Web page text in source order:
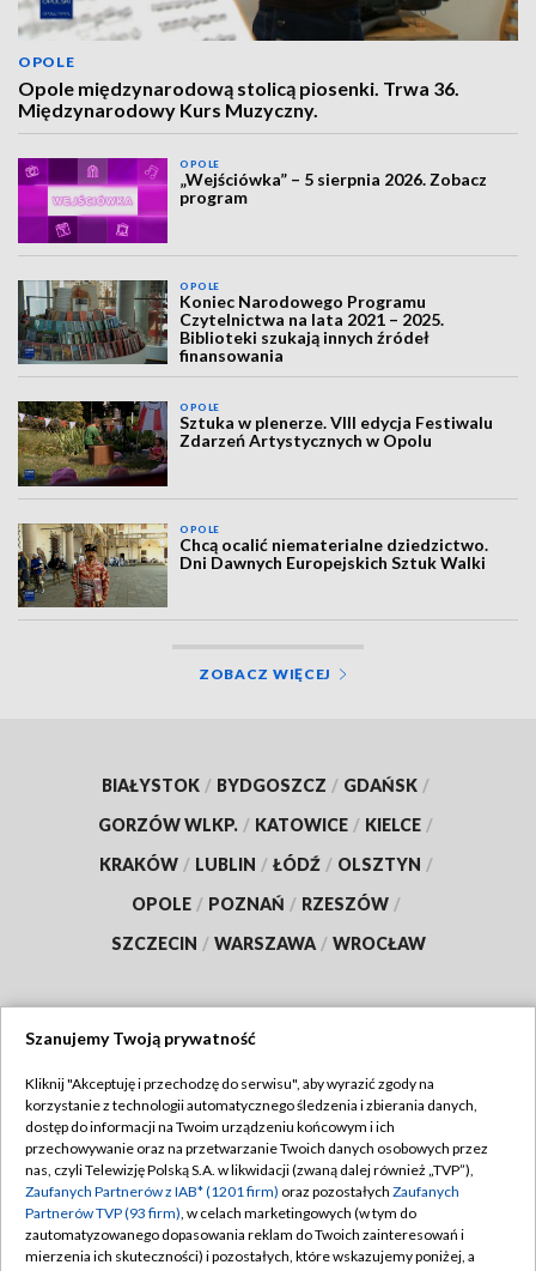
OPOLE
Opole międzynarodową stolicą piosenki. Trwa 36.
Międzynarodowy Kurs Muzyczny.
OPOLE
„Wejściówka” – 5 sierpnia 2026. Zobacz
program
OPOLE
Koniec Narodowego Programu
Czytelnictwa na lata 2021 – 2025.
Biblioteki szukają innych źródeł
finansowania
OPOLE
Sztuka w plenerze. VIII edycja Festiwalu
Zdarzeń Artystycznych w Opolu
OPOLE
Chcą ocalić niematerialne dziedzictwo.
Dni Dawnych Europejskich Sztuk Walki
ZOBACZ WIĘCEJ
BIAŁYSTOK / BYDGOSZCZ / GDAŃSK /
GORZÓW WLKP. / KATOWICE / KIELCE /
KRAKÓW / LUBLIN / ŁÓDŹ / OLSZTYN /
OPOLE / POZNAŃ / RZESZÓW /
SZCZECIN / WARSZAWA / WROCŁAW
TVP
Abonament TVP
Emisja w TVP
Centrum informacji TVP
Naziemna Telewizja Cyfrowa
Regulamin TVP
Polityka prywatności
Moje zgody
Szanujemy Twoją prywatność
Kliknij "Akceptuję i przechodzę do serwisu", aby wyrazić zgody na
korzystanie z technologii automatycznego śledzenia i zbierania danych,
dostęp do informacji na Twoim urządzeniu końcowym i ich
przechowywanie oraz na przetwarzanie Twoich danych osobowych przez
nas, czyli Telewizję Polską S.A. w likwidacji (zwaną dalej również „TVP”),
Zaufanych Partnerów z IAB* (1201 firm) oraz pozostałych Zaufanych
Partnerów TVP (93 firm), w celach marketingowych (w tym do
zautomatyzowanego dopasowania reklam do Twoich zainteresowań i
mierzenia ich skuteczności) i pozostałych, które wskazujemy poniżej, a